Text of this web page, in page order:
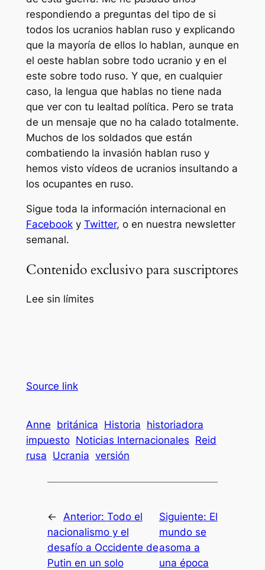
respondiendo a preguntas del tipo de si
todos los ucranios hablan ruso y explicando
que la mayoría de ellos lo hablan, aunque en
el oeste hablan sobre todo ucranio y en el
este sobre todo ruso. Y que, en cualquier
caso, la lengua que hablas no tiene nada
que ver con tu lealtad política. Pero se trata
de un mensaje que no ha calado totalmente.
Muchos de los soldados que están
combatiendo la invasión hablan ruso y
hemos visto vídeos de ucranios insultando a
los ocupantes en ruso.
Sigue toda la información internacional en
Facebooky Twitter, o en nuestra newsletter
semanal.
Contenido exclusivo para suscriptores
Lee sin límites
Source link
Anne británica Historia historiadora
impuesto Noticias Internacionales Reid
rusa Ucrania versión
← Anterior: Todo el
nacionalismo y el
desafío a Occidente de
Putin en un solo
Siguiente: El
mundo se
asoma a
una época